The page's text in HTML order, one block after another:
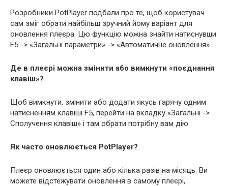
Розробники PotPlayer подбали про те, щоб користувач
сам зміг обрати найбільш зручний йому варіант для
оновлення плеєра. Цю функцію можна знайти натиснувши
F5 -> «Загальні параметри» -> «Автоматичне оновлення».
Де в плеєрі можна змінити або вимкнути «поєднання
клавіш»?
Щоб вимкнути, змінити або додати якусь гарячу одним
натисненням клавіші F5, перейти на вкладку «Загальні ->
Сполучення клавіш» і там обрати потрібну вам дію.
Як часто оновлюється PotPlayer?
Плеєр оновлюється один або кілька разів на місяць. Ви
можете відстежувати оновлення в самому плеєрі,